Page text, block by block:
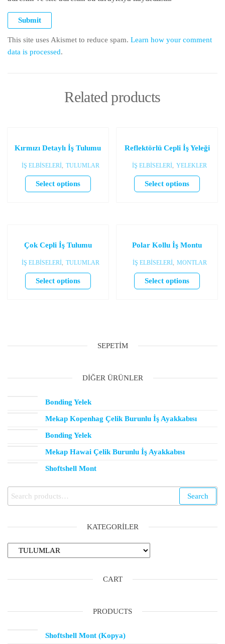
This site uses Akismet to reduce spam. Learn how your comment
data is processed.
Related products
Kırmızı Detaylı İş Tulumu
İŞ ELBİSELERİ, TULUMLAR
Select options
Reflektörlü Cepli İş Yeleği
İŞ ELBİSELERİ, YELEKLER
Select options
Çok Cepli İş Tulumu
İŞ ELBİSELERİ, TULUMLAR
Select options
Polar Kollu İş Montu
İŞ ELBİSELERİ, MONTLAR
Select options
SEPETIM
DIĞER ÜRÜNLER
Bonding Yelek
Mekap Kopenhag Çelik Burunlu İş Ayakkabısı
Bonding Yelek
Mekap Hawai Çelik Burunlu İş Ayakkabısı
Shoftshell Mont
Search
KATEGORILER
CART
PRODUCTS
Shoftshell Mont (Kopya)